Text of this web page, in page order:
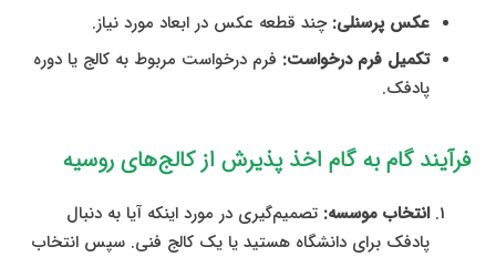
عکس پرسنلی: چند قطعه عکس در ابعاد مورد نیاز.
تکمیل فرم درخواست: فرم درخواست مربوط به کالج یا دوره
پادفک.
فرآیند گام به گام اخذ پذیرش از کالج‌های روسیه
انتخاب موسسه: تصمیم‌گیری در مورد اینکه آیا به دنبال
پادفک برای دانشگاه هستید یا یک کالج فنی. سپس انتخاب